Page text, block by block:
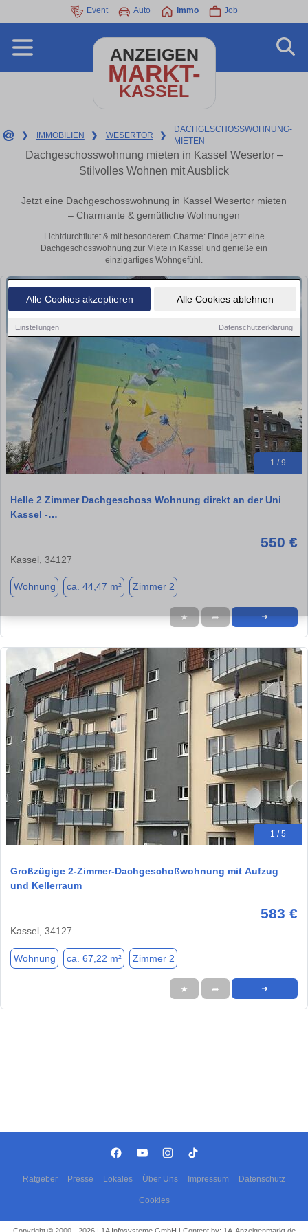
Alle Cookies akzeptieren Alle Cookies ablehnen
Einstellungen Datenschutzerklärung
Event Auto Immo Job
ANZEIGEN
MARKT-
KASSEL
❯ IMMOBILIEN ❯ WESERTOR ❯
DACHGESCHOSSWOHNUNG-
MIETEN
Dachgeschosswohnung mieten in Kassel Wesertor –
Stilvolles Wohnen mit Ausblick
Jetzt eine Dachgeschosswohnung in Kassel Wesertor mieten
– Charmante & gemütliche Wohnungen
Lichtdurchflutet & mit besonderem Charme: Finde jetzt eine
Dachgeschosswohnung zur Miete in Kassel und genieße ein
einzigartiges Wohngefühl.
1 / 9
Helle 2 Zimmer Dachgeschoss Wohnung direkt an der Uni
Kassel -…
550 €
Kassel, 34127
Wohnung ca. 44,47 m² Zimmer 2
★ ➦ ➜
1 / 5
Großzügige 2-Zimmer-Dachgeschoßwohnung mit Aufzug
und Kellerraum
583 €
Kassel, 34127
Wohnung ca. 67,22 m² Zimmer 2
★ ➦ ➜
Ratgeber Presse Lokales Über Uns Impressum Datenschutz
Cookies